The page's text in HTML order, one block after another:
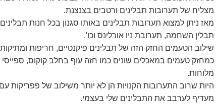
מצליח של תערובות תבלינים ורטבים בצנצנת.
מאז ניתן למצוא תערובות תבלינים באותו סגנון בכל חנות
תבלין השחמה, תערובת ניו אורלינס וכו'.
שילוב הטעמים החזק הזה של תבלינים פיקנטיים, חריפות
כמחזק טעמים במאכלים שונים כמו חזה עוף בחלב קוקוס, ספייסי
מלוחות.
היות שרוב התערובות הקנויות הן לא יותר משילוב של פפריקות עם
מעדיף לערבב את התבלינים שלי בעצמי.